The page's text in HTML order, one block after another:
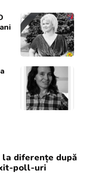
la diferențe după
poll-uri